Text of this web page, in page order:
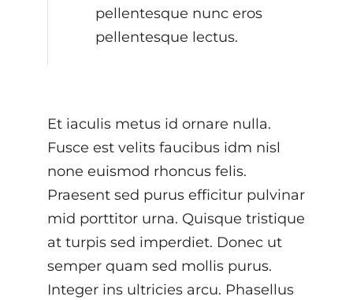
pellentesque nunc eros
pellentesque lectus.
Et iaculis metus id ornare nulla.
Fusce est velits faucibus idm nisl
none euismod rhoncus felis.
Praesent sed purus efficitur pulvinar
mid porttitor urna. Quisque tristique
at turpis sed imperdiet. Donec ut
semper quam sed mollis purus.
Integer ins ultricies arcu. Phasellus